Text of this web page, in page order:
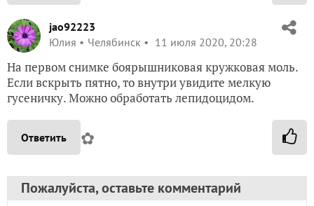
jao92223
Юлия
Челябинск 11 июля 2020, 20:28
На первом снимке боярышниковая кружковая моль.
Если вскрыть пятно, то внутри увидите мелкую
гусеничку. Можно обработать лепидоцидом.
Ответить ✿
Пожалуйста, оставьте комментарий